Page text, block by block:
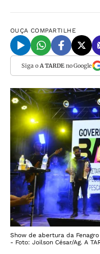
OUÇA COMPARTILHE
Siga o A TARDEno Google
Show de abertura da
- Foto: Joilson César/Ag. A